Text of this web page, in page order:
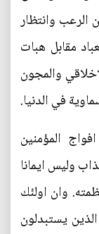
الرعب وانتظار
مقابل هبات
والمجون
في الدنيا.
المؤمنين
وليس ايمانا
وان اولئك
الذين يستبدلون